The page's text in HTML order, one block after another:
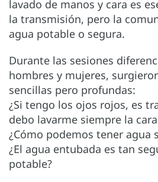
lavado de manos y cara es
la transmisión, pero la
agua potable o segura.
Durante las sesiones
hombres y mujeres,
sencillas pero profundas:
¿Si tengo los ojos rojos, es
debo lavarme siempre la
¿Cómo podemos tener agua
¿El agua entubada es tan
potable?